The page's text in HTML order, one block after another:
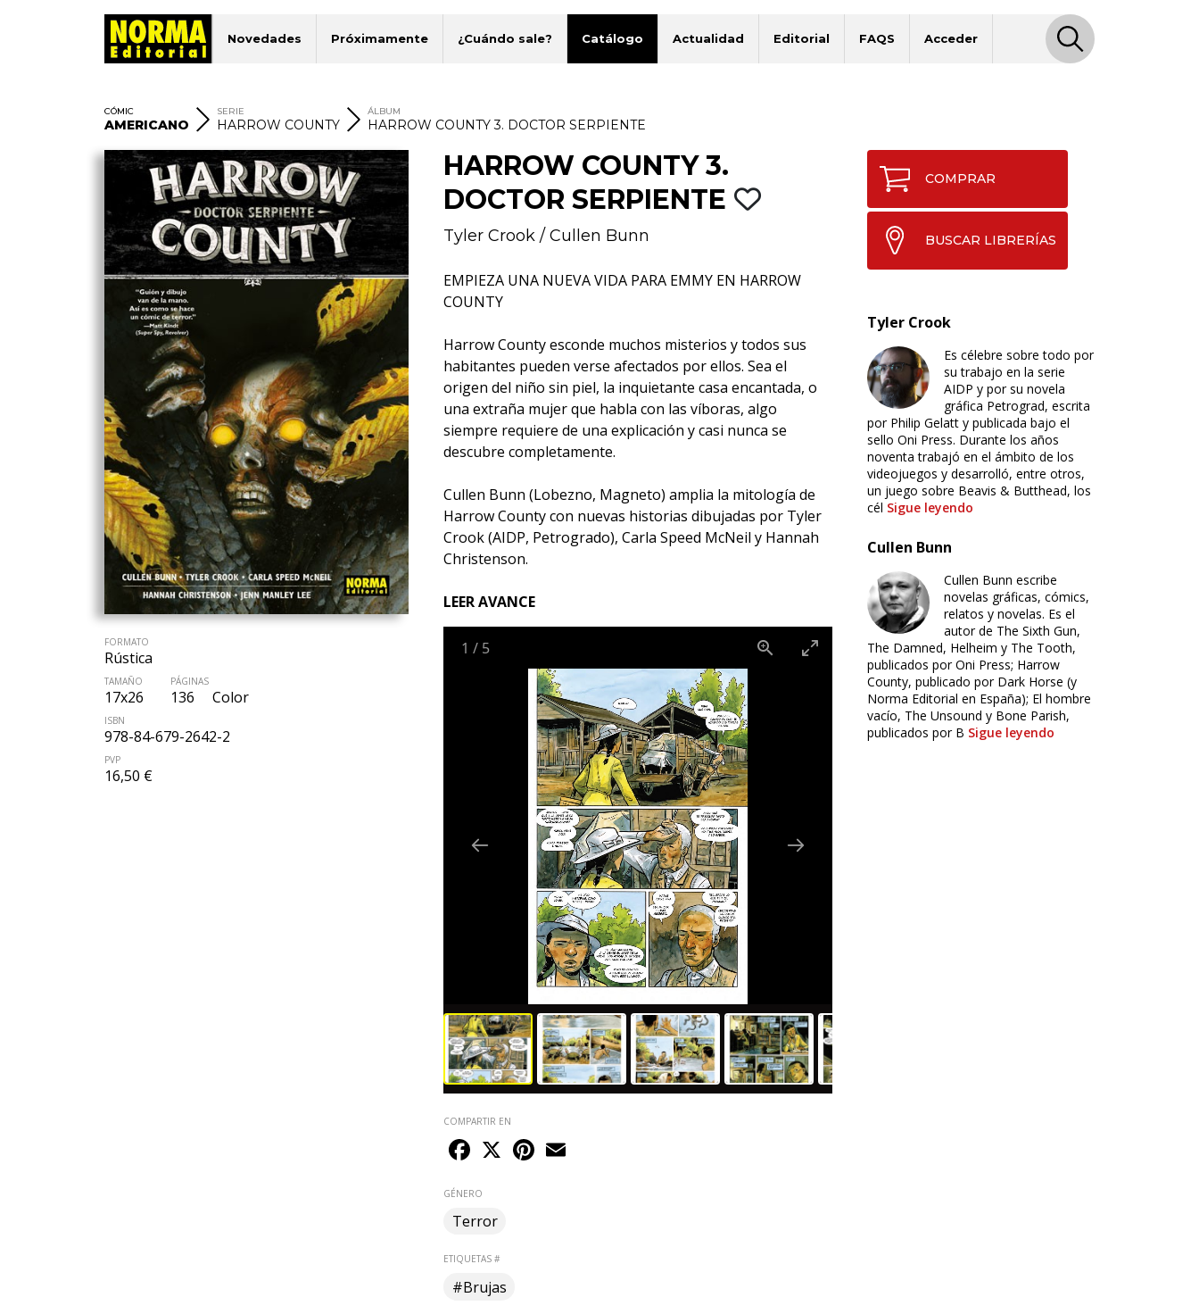
Novedades Próximamente ¿Cuándo sale? Catálogo Actualidad Editorial FAQS Acceder
CÓMIC
AMERICANO
SERIE
HARROW COUNTY
ÁLBUM
HARROW COUNTY 3. DOCTOR SERPIENTE
FORMATO
Rústica
TAMAÑO
17x26
PÁGINAS
136 Color
ISBN
978-84-679-2642-2
PVP
16,50 €
HARROW COUNTY 3.
DOCTOR SERPIENTE
Tyler Crook/ Cullen Bunn
EMPIEZA UNA NUEVA VIDA PARA EMMY EN HARROW
COUNTY
Harrow County esconde muchos misterios y todos sus
habitantes pueden verse afectados por ellos. Sea el
origen del niño sin piel, la inquietante casa encantada, o
una extraña mujer que habla con las víboras, algo
siempre requiere de una explicación y casi nunca se
descubre completamente.
Cullen Bunn (Lobezno, Magneto) amplia la mitología de
Harrow County con nuevas historias dibujadas por Tyler
Crook (AIDP, Petrogrado), Carla Speed McNeil y Hannah
Christenson.
LEER AVANCE
1 / 5
COMPARTIR EN
Facebook
X Pinterest
GÉNERO
Terror
ETIQUETAS #
#Brujas
COMPRAR
BUSCAR LIBRERÍAS
Tyler Crook
Es célebre sobre todo por
su trabajo en la serie
AIDP y por su novela
gráfica Petrograd, escrita
por Philip Gelatt y publicada bajo el
sello Oni Press. Durante los años
noventa trabajó en el ámbito de los
videojuegos y desarrolló, entre otros,
un juego sobre Beavis & Butthead, los
cél Sigue leyendo
Cullen Bunn
Cullen Bunn escribe
novelas gráficas, cómics,
relatos y novelas. Es el
autor de The Sixth Gun,
The Damned, Helheim y The Tooth,
publicados por Oni Press; Harrow
County, publicado por Dark Horse (y
Norma Editorial en España); El hombre
vacío, The Unsound y Bone Parish,
publicados por B Sigue leyendo